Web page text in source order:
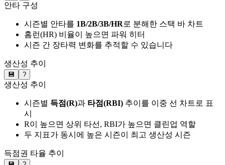
안타 구성
시즌별 안타를 1B/2B/3B/HR로 분해한 스택 바 차트
홈런(HR) 비율이 높으면 파워 히터
시즌 간 장타력 변화를 추적할 수 있습니다
생산성 추이
💾 ?
생산성 추이
시즌별 득점(R)과 타점(RBI) 추이를 이중 선 차트로 표
시
R이 높으면 상위 타선, RBI가 높으면 클린업 역할
두 지표가 동시에 높은 시즌이 최고 생산성 시즌
득점권 타율 추이